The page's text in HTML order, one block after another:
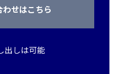
わせはこちら
出しは可能